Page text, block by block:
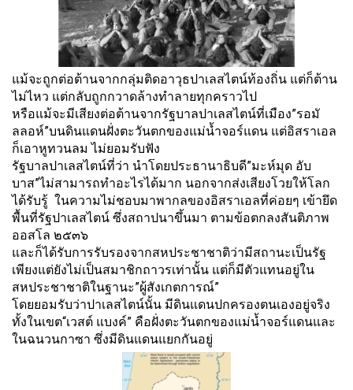
แม้จะถูกต่อต้านจากกลุ่มติดอาวุธปาเลสไตน์ท้องถิ่น แต่ก็ต้าน
ไม่ไหว แต่กลับถูกกวาดล้างทำลายทุกคราวไป
หรือแม้จะมีเสียงต่อต้านจากรัฐบาลปาเลสไตน์ที่เมือง”รอมั
ลลอห์”บนดินแดนฝั่งตะวันตกของแม่น้ำจอร์แดน แต่อิสราเอล
ก็เอาหูทวนลม ไม่ยอมรับฟัง
รัฐบาลปาเลสไตน์ที่ว่า นำโดยประธานาธิบดี”มะห์มุด อับ
บาส”ไม่สามารถทำอะไรได้มาก นอกจากส่งเสียงโวยให้โลก
ได้รับรู้ ในความไม่ชอบมาพากลของอิสราเอลที่ค่อยๆ เข้ายึด
พื้นที่รัฐปาเลสไตน์ ซึ่งสถาปนาขึ้นมา ตามข้อตกลงสันติภาพ
ออสโล ๒๕๓๖
และก็ได้รับการรับรองจากสหประชาชาติว่ามีสถานะเป็นรัฐ
เพียงแต่ยังไม่เป็นสมาชิกถาวรเท่านั้น แต่ก็มีตัวแทนอยู่ใน
สหประชาชาติในฐานะ”ผู้สังเกตการณ์”
โดยยอมรับว่าปาเลสไตน์นั้น มีดินแดนปกครองตนเองอยู่จริง
ทั้งในเขต“เวสต์ แบงค์” คือฝั่งตะวันตกของแม่น้ำจอร์แดนและ
ในฉนวนกาซา ซึ่งมีดินแดนแยกกันอยู่